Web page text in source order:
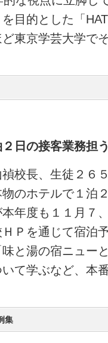
目的とした「
東京学芸大学で
日の接客業務担
校長、生徒２６
のホテルで１泊
年度も１１月７
Ｐを通じて宿泊
と湯の宿ニュー
て学ぶなど、本
集